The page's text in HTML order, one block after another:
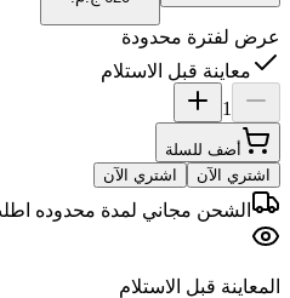
عرض لفترة محدودة
معاينة قبل الاستلام
1
أضف للسلة
اشتري الآن
اشتري الآن
الشحن مجاني لمدة محدوده
المعاينة قبل الاستلام